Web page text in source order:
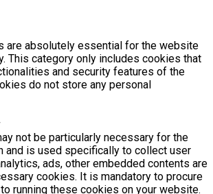
are absolutely essential for the website
This category only includes cookies that
and security features of the
do not store any personal
not be particularly necessary for the
and is used specifically to collect user
ads, other embedded contents are
cookies. It is mandatory to procure
running these cookies on your website.